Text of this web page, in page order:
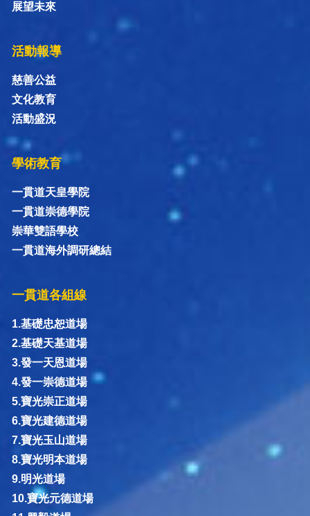
展望未來
活動報導
慈善公益
文化教育
活動盛況
學術教育
一貫道天皇學院
一貫道崇德學院
崇華雙語學校
一貫道海外調研總結
一貫道各組線
1.基礎忠恕道場
2.基礎天基道場
3.發一天恩道場
4.發一崇德道場
5.寶光崇正道場
6.寶光建德道場
7.寶光玉山道場
8.寶光明本道場
9.明光道場
10.寶光元德道場